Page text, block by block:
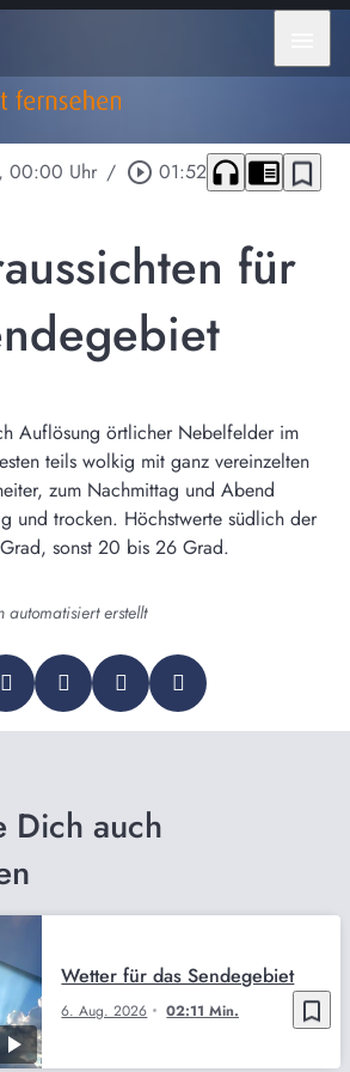
, 00:00 Uhr / play_circle_outline 01:52 headphones chrome_reader_mode bookmark_border
für
Auflösung örtlicher Nebelfelder im
teils wolkig mit ganz vereinzelten
zum Nachmittag und Abend
und trocken. Höchstwerte südlich der
sonst 20 bis 26 Grad.
automatisiert erstellt
Dich auch
bookmark_border
6. Aug. 2026 02:11 Min.
Wetter für das Sendegebiet